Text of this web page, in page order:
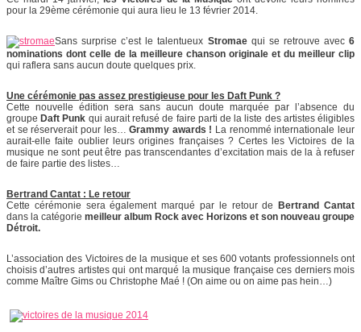
pour la 29ème cérémonie qui aura lieu le 13 février 2014.
Sans surprise c’est le talentueux Stromaequi se retrouve avec 6
nominations dont celle de la meilleure chanson originale et du meilleur clip
qui raflera sans aucun doute quelques prix.
Une cérémonie pas assez prestigieuse pour les Daft Punk ?
Cette nouvelle édition sera sans aucun doute marquée par l’absence du
groupeDaft Punk qui aurait refusé de faire parti de la liste des artistes éligibles
et se réserverait pour les…Grammy awards ! La renommé internationale leur
aurait-elle faite oublier leurs origines françaises ? Certes les Victoires de la
musique ne sont peut être pas transcendantes d’excitation mais de la à refuser
de faire partie des listes…
Bertrand Cantat : Le retour
Cette cérémonie sera également marqué par le retour deBertrand Cantat
dans la catégorie meilleur album Rock avec Horizons et son nouveau groupe
Détroit.
L’association des Victoires de la musique et ses 600 votants professionnels ont
choisis d’autres artistes qui ont marqué la musique française ces derniers mois
comme Maître Gims ou Christophe Maé ! (On aime ou on aime pas hein…)